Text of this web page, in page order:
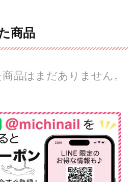
商品
品はまだありません。